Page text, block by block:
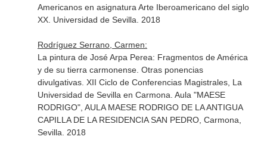
Americanos en asignatura Arte Iberoamericano del siglo
XX. Universidad de Sevilla. 2018
Rodríguez Serrano, Carmen:
La pintura de José Arpa Perea: Fragmentos de América
y de su tierra carmonense. Otras ponencias
divulgativas. XII Ciclo de Conferencias Magistrales, La
Universidad de Sevilla en Carmona. Aula "MAESE
RODRIGO", AULA MAESE RODRIGO DE LA ANTIGUA
CAPILLA DE LA RESIDENCIA SAN PEDRO, Carmona,
Sevilla. 2018